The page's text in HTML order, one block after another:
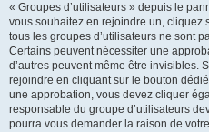
« Groupes d’utilisateurs » depuis le
vous souhaitez en rejoindre un, cliquez
tous les groupes d’utilisateurs ne sont
Certains peuvent nécessiter une
d’autres peuvent même être invisibles.
rejoindre en cliquant sur le bouton
une approbation, vous devez cliquer
responsable du groupe d’utilisateurs
pourra vous demander la raison de